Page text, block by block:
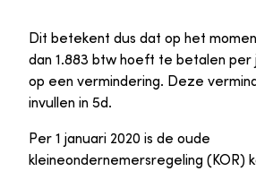
Dit betekent dus dat op het
dan 1.883 btw hoeft te betalen per
op een vermindering. Deze
invullen in 5d.
Per 1 januari 2020 is de oude
kleineondernemersregeling (KOR)